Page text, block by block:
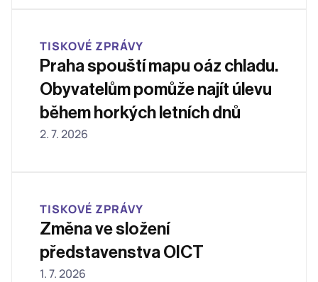
TISKOVÉ ZPRÁVY
Praha spouští mapu oáz chladu.
Obyvatelům pomůže najít úlevu
během horkých letních dnů
2. 7. 2026
TISKOVÉ ZPRÁVY
Změna ve složení
představenstva OICT
1. 7. 2026